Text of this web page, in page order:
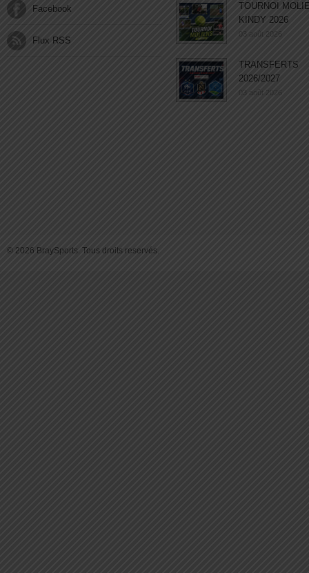
Facebook
Flux RSS
TOURNOI
KINDY 2026
03 août 2026
TRANSFERTS
2026/2027
03 août 2026
© 2026 BraySports. Tous droits reservés.